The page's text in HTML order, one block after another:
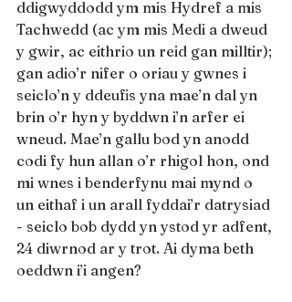
ddigwyddodd ym mis Hydref a mis
Tachwedd (ac ym mis Medi a dweud
y gwir, ac eithrio un reid gan milltir);
gan adio’r nifer o oriau y gwnes i
seiclo’n y ddeufis yna mae’n dal yn
brin o’r hyn y byddwn i’n arfer ei
wneud. Mae’n gallu bod yn anodd
codi fy hun allan o’r rhigol hon, ond
mi wnes i benderfynu mai mynd o
un eithaf i un arall fyddai’r datrysiad
- seiclo bob dydd yn ystod yr adfent,
24 diwrnod ar y trot. Ai dyma beth
oeddwn i’i angen?